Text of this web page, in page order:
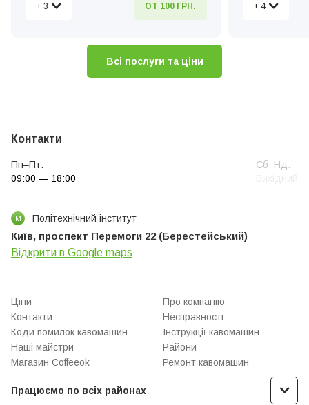
Виклик майстра додому
+ 3 ОТ 100 ГРН.
Ремонт
+ 4
Всі послуги та ціни
Контакти
Пн–Пт:
09:00 — 18:00
Сб, Нд:
М Політехнічний інститут
Київ, проспект Перемоги 22 (Берестейський)
Відкрити в Google maps
Ціни
Про компанію
Контакти
Несправності
Коди помилок кавомашин
Інструкції кавомашин
Наші майстри
Райони
Магазин Coffeeok
Ремонт кавомашин
Працюємо по всіх районах